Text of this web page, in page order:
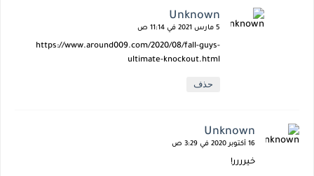
Unknown
5 مارس 2021 في 11:14 ص
https://www.around009.com/2020/08/fall-guys-
ultimate-knockout.html
حذف
Unknown
16 أكتوبر 2020 في 3:29 ص
خيرررر!